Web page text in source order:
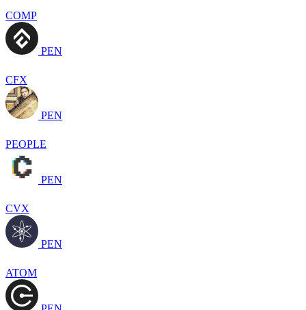
COMP
PEN
CFX
PEN
PEOPLE
PEN
CVX
PEN
ATOM